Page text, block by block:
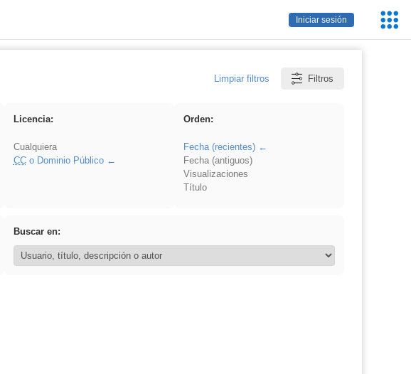
Iniciar sesión
Limpiar filtros Filtros
Licencia:
Cualquiera
CCo Dominio Público
Orden:
Fecha (recientes)
Fecha (antiguos)
Visualizaciones
Título
Buscar en: